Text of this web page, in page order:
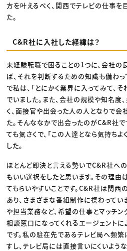
方を叶えるべく、関西でテレビの仕事を
た。
C&R社に入社した経緯は？
未経験転職で困ることの1つに、会社
ば、それを判断するための知識も備わっ
で私は、「とにかく業界に入ってみて、
でいました。また、会社の規模や知名度
く、面接官や出会った人の人となりで会
た。そんななかで出会ったのがC&R社
ても気さくで、「この人達となら気持ち
した。
ほとんど即決と言える勢いでC&R社へ
もいい選択をしたと思います。その理
てもらいやすいことです。C&R社は関
あり、さまざまな番組制作に携わってい
や担当業務など、希望の仕事とマッチン
相談窓口になってくれるエージェント
です。私の駐在先であるテレビ局へ頻
すし、テレビ局には直接言いにくいよう